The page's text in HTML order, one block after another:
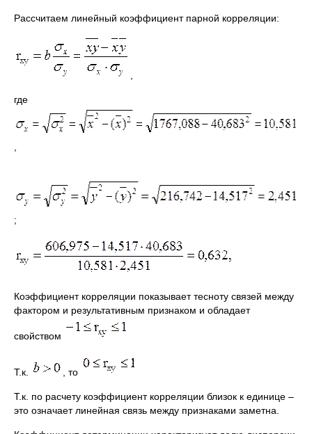
Рассчитаем линейный коэффициент парной корреляции:
где
;
Коэффициент корреляции показывает тесноту связей между
фактором и результативным признаком и обладает
свойством
Т.к. , то
Т.к. по расчету коэффициент корреляции близок к единице –
это означает линейная связь между признаками заметна.